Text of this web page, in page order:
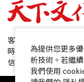
哈佛商業評論
領導影響力學院
客服專線：+886 2
時間：週一~週五
信箱：
為提供您更多
析技術。若繼
我們使用